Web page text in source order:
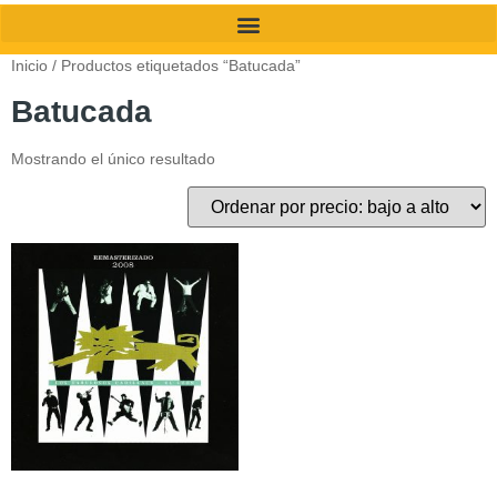
Inicio / Productos etiquetados “Batucada”
Batucada
Mostrando el único resultado